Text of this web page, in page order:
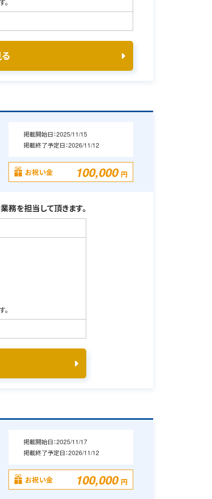
掲載開始日：2025/11/15
掲載終了予定日：2026/11/12
お祝い金 100,000 円
を担当して頂きます。
掲載開始日：2025/11/17
掲載終了予定日：2026/11/12
お祝い金 100,000 円